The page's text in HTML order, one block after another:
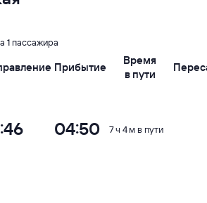
1 пассажира
Прибытие
Время
в пути
04:50 7 ч 4 м в пути